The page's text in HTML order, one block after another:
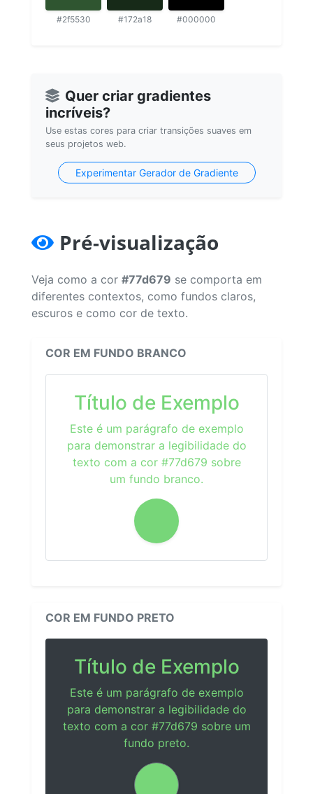
#2f5530 #172a18 #000000
Quer criar gradientes
incríveis?
Use estas cores para criar transições suaves em
seus projetos web.
Experimentar Gerador de Gradiente
Pré-visualização
Veja como a cor #77d679 se comporta em
diferentes contextos, como fundos claros,
escuros e como cor de texto.
COR EM FUNDO BRANCO
Título de Exemplo
Este é um parágrafo de exemplo
para demonstrar a legibilidade do
texto com a cor #77d679 sobre
um fundo branco.
COR EM FUNDO PRETO
Título de Exemplo
Este é um parágrafo de exemplo
para demonstrar a legibilidade do
texto com a cor #77d679 sobre um
fundo preto.